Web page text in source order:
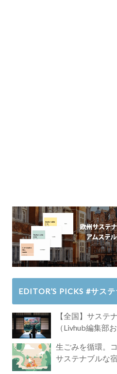
EDITOR’S PICKS #サス
【全国】サステ
（Livhub編集部
生ごみを循環。
サステナブルな